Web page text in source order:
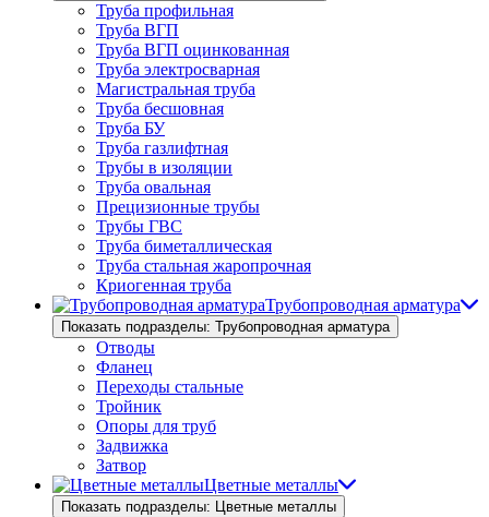
Труба профильная
Труба ВГП
Труба ВГП оцинкованная
Труба электросварная
Магистральная труба
Труба бесшовная
Труба БУ
Труба газлифтная
Трубы в изоляции
Труба овальная
Прецизионные трубы
Трубы ГВС
Труба биметаллическая
Труба стальная жаропрочная
Криогенная труба
Трубопроводная арматура
Показать подразделы: Трубопроводная арматура
Отводы
Фланец
Переходы стальные
Тройник
Опоры для труб
Задвижка
Затвор
Цветные металлы
Показать подразделы: Цветные металлы